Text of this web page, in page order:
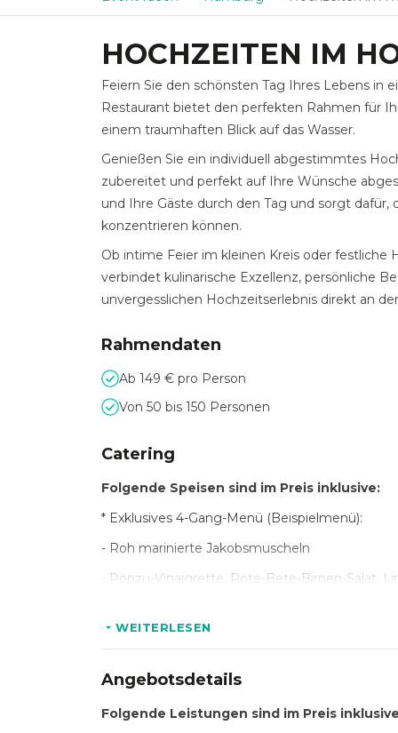
HOCHZEITEN IM
Feiern Sie den schönsten Tag Ihres Lebens in
Restaurant bietet den perfekten Rahmen für
einem traumhaften Blick auf das Wasser.
Genießen Sie ein individuell abgestimmtes
zubereitet und perfekt auf Ihre Wünsche
und Ihre Gäste durch den Tag und sorgt dafür,
konzentrieren können.
Ob intime Feier im kleinen Kreis oder festliche
verbindet kulinarische Exzellenz, persönliche
unvergesslichen Hochzeitserlebnis direkt an
Rahmendaten
Ab 149 € pro Person
Von 50 bis 150 Personen
Catering
Folgende Speisen sind im Preis inklusive:
* Exklusives 4-Gang-Menü (Beispielmenü):
- Roh marinierte Jakobsmuscheln
- Ponzu-Vinaigrette, Rote-Bete-Birnen-Salat,
WEITERLESEN
Angebotsdetails
Folgende Leistungen sind im Preis